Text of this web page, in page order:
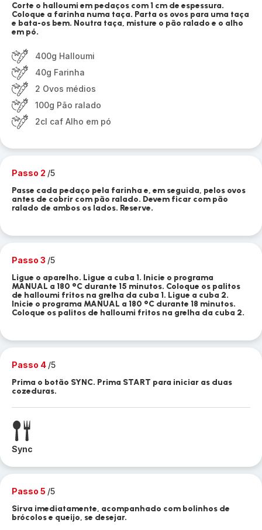
Corte o halloumi em pedaços com 1 cm de espessura.
Coloque a farinha numa taça. Parta os ovos para uma taça
e bata-os bem. Noutra taça, misture o pão ralado e o alho
em pó.
400g Halloumi
40g Farinha
2 Ovos médios
100g Pão ralado
2cl caf Alho em pó
Passo 2 /5
Passe cada pedaço pela farinha e, em seguida, pelos ovos
antes de cobrir com pão ralado. Devem ficar com pão
ralado de ambos os lados. Reserve.
Passo 3 /5
Ligue o aparelho. Ligue a cuba 1. Inicie o programa
MANUAL a 180 °C durante 15 minutos. Coloque os palitos
de halloumi fritos na grelha da cuba 1. Ligue a cuba 2.
Inicie o programa MANUAL a 180 °C durante 18 minutos.
Coloque os palitos de halloumi fritos na grelha da cuba 2.
Passo 4 /5
Prima o botão SYNC. Prima START para iniciar as duas
cozeduras.
Sync
Passo 5 /5
Sirva imediatamente, acompanhado com bolinhos de
brócolos e queijo, se desejar.